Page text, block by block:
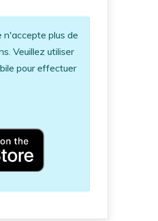
n'accepte plus de
Veuillez utiliser
pour effectuer